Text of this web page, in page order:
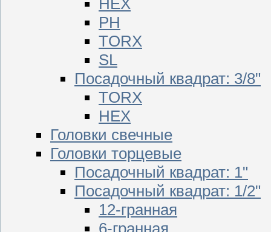
PH
TORX
SL
Посадочный квадрат: 3/8"
TORX
HEX
Головки свечные
Головки торцевые
Посадочный квадрат: 1"
Посадочный квадрат: 1/2"
12-гранная
6-гранная